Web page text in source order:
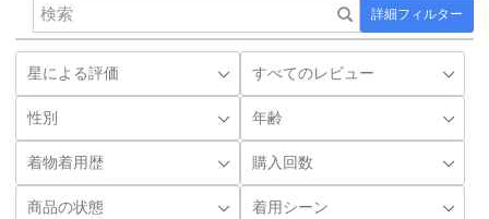
詳細フィルター